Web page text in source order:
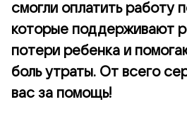
смогли оплатить работу
которые поддерживают
потери ребенка и
боль утраты. От всего
вас за помощь!